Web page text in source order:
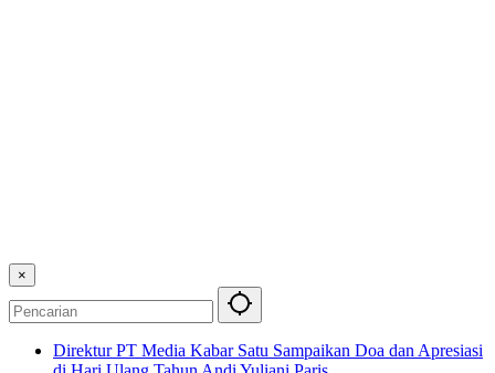
×
Direktur PT Media Kabar Satu Sampaikan Doa dan Apresiasi